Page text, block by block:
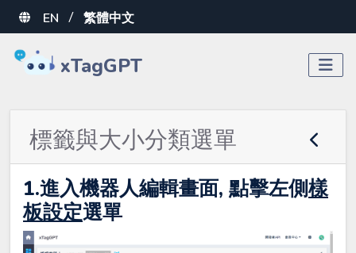
EN / 繁體中文
xTagGPT
標籤與大小分類選單
1.進入機器人編輯畫面, 點擊左側樣
板設定選單